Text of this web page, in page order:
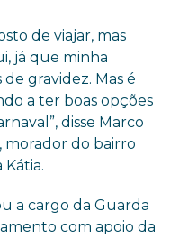
de viajar, mas
já que minha
gravidez. Mas é
a ter boas opções
disse Marco
morador do bairro
Kátia.
a cargo da Guarda
com apoio da